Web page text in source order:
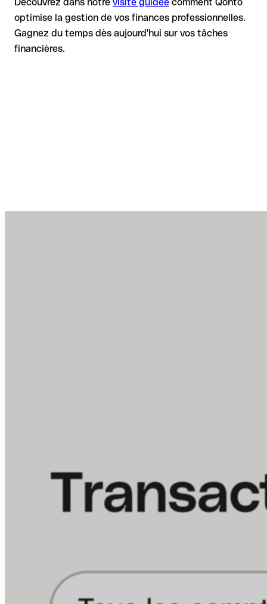
optimise la gestion de vos finances professionnelles.
Gagnez du temps dès aujourd'hui sur vos tâches
financières.